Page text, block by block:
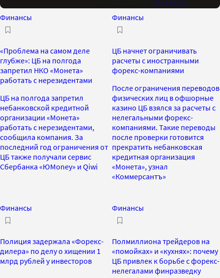
2021 года
Финансы
«Проблема на самом деле
глубже»: ЦБ на полгода
запретил НКО «Монета»
работать с нерезидентами
ЦБ на полгода запретил
небанковской кредитной
организации «Монета»
работать с нерезидентами,
сообщила компания. За
последний год ограничения от
ЦБ также получали сервис
Сбербанка «ЮMoney» и Qiwi
Финансы
ЦБ начнет ограничивать
расчеты с иностранными
форекс-компаниями
После ограничения переводов
физических лиц в офшорные
казино ЦБ взялся за расчеты с
нелегальными форекс-
компаниями. Такие переводы
после проверки готовится
прекратить небанковская
кредитная организация
«Монета», узнал
«Коммерсантъ»
Финансы
Полиция задержала «Форекс-
дилера» по делу о хищении 1
млрд рублей у инвесторов
Финансы
Полмиллиона трейдеров на
«помойках» и «кухнях»: почему
ЦБ привлек к борьбе с форекс-
нелегалами финразведку